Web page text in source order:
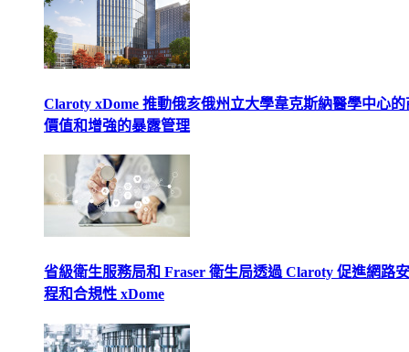
Claroty xDome 推動俄亥俄州立大學韋克斯納醫學中心的
價值和增強的暴露管理
省級衛生服務局和 Fraser 衛生局透過 Claroty 促進網路
程和合規性 xDome